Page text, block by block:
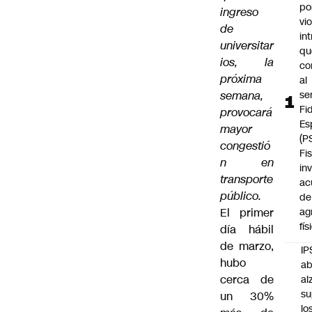
ingreso
de
universitar
ios, la
próxima
semana,
provocará
mayor
congestió
n en
transporte
público.
El primer
día hábil
de marzo,
hubo
cerca de
un 30%
al
de